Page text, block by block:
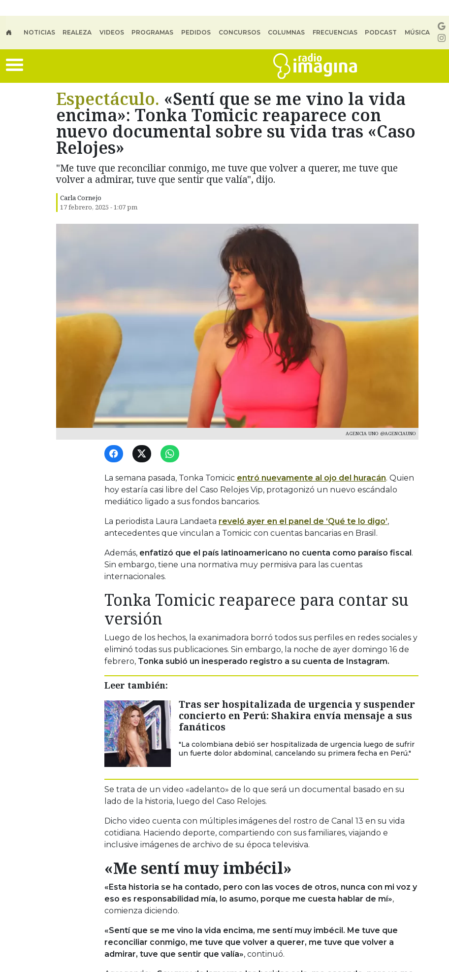
NOTICIAS REALEZA VIDEOS PROGRAMAS PEDIDOS CONCURSOS COLUMNAS FRECUENCIAS PODCAST MÚSICA
Espectáculo. «Sentí que se me vino la vida
encima»: Tonka Tomicic reaparece con
nuevo documental sobre su vida tras «Caso
Relojes»
"Me tuve que reconciliar conmigo, me tuve que volver a querer, me tuve que
volver a admirar, tuve que sentir que valía", dijo.
Carla Cornejo
17 febrero, 2025 - 1:07 pm
AGENCIA UNO @AGENCIAUNO
La semana pasada, Tonka Tomicic entró nuevamente al ojo del huracán. Quien
hoy estaría casi libre del Caso Relojes Vip, protagonizó un nuevo escándalo
mediático ligado a sus fondos bancarios.
La periodista Laura Landaeta reveló ayer en el panel de ‘Qué te lo digo’,
antecedentes que vinculan a Tomicic con cuentas bancarias en Brasil.
Además, enfatizó que el país latinoamericano no cuenta como paraíso fiscal.
Sin embargo, tiene una normativa muy permisiva para las cuentas
internacionales.
Tonka Tomicic reaparece para contar su
versión
Luego de los hechos, la exanimadora borró todos sus perfiles en redes sociales y
eliminó todas sus publicaciones. Sin embargo, la noche de ayer domingo 16 de
febrero, Tonka subió un inesperado registro a su cuenta de Instagram.
Leer también:
Tras ser hospitalizada de urgencia y suspender
concierto en Perú: Shakira envía mensaje a sus
fanáticos
"La colombiana debió ser hospitalizada de urgencia luego de sufrir
un fuerte dolor abdominal, cancelando su primera fecha en Perú."
Se trata de un video «adelanto» de lo que será un documental basado en su
lado de la historia, luego del Caso Relojes.
Dicho video cuenta con múltiples imágenes del rostro de Canal 13 en su vida
cotidiana. Haciendo deporte, compartiendo con sus familiares, viajando e
inclusive imágenes de archivo de su época televisiva.
«Me sentí muy imbécil»
«Esta historia se ha contado, pero con las voces de otros, nunca con mi voz y
eso es responsabilidad mía, lo asumo, porque me cuesta hablar de mí»,
comienza diciendo.
«Sentí que se me vino la vida encima, me sentí muy imbécil. Me tuve que
reconciliar conmigo, me tuve que volver a querer, me tuve que volver a
admirar, tuve que sentir que valía», continuó.